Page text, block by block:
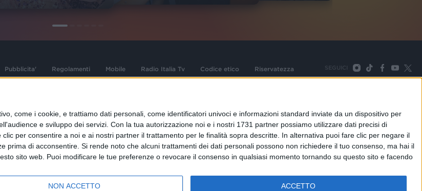
come i cookie, e trattiamo dati personali, come identificatori univoci e informazioni standard inviate da un dispositivo per
e sviluppo dei servizi. Con la tua autorizzazione noi e i nostri 1731 partner possiamo utilizzare dati precisi di
per consentire a noi e ai nostri partner il trattamento per le finalità sopra descritte. In alternativa puoi fare clic per negare il
prima di acconsentire. Si rende noto che alcuni trattamenti dei dati personali possono non richiedere il tuo consenso, ma hai il
sito web. Puoi modificare le tue preferenze o revocare il consenso in qualsiasi momento tornando su questo sito e facendo
NON ACCETTO ACCETTO
Pubblicita' Regolamenti Mobile Radio Italia Tv Codice etico Riservatezza SEGUICI
diritti
3 Aprile
02 25444220
Sede Legale: Via Savona 97, 20144 Milano